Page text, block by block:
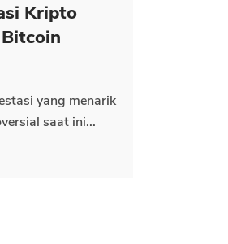
Kripto
yang menarik
saat ini...